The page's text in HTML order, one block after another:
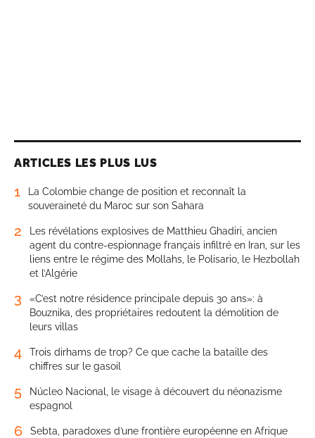
ARTICLES LES PLUS LUS
1
La Colombie change de position et reconnaît la
souveraineté du Maroc sur son Sahara
2
Les révélations explosives de Matthieu Ghadiri, ancien
agent du contre-espionnage français infiltré en Iran, sur les
liens entre le régime des Mollahs, le Polisario, le Hezbollah
et l’Algérie
3
«C’est notre résidence principale depuis 30 ans»: à
Bouznika, des propriétaires redoutent la démolition de
leurs villas
4
Trois dirhams de trop? Ce que cache la bataille des
chiffres sur le gasoil
5
Núcleo Nacional, le visage à découvert du néonazisme
espagnol
6 Sebta, paradoxes d’une frontière européenne en Afrique